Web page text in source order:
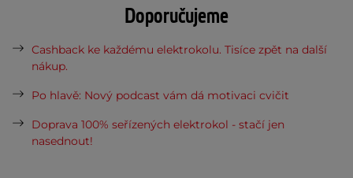
Doporučujeme
Cashback ke každému elektrokolu. Tisíce zpět na další
nákup.
Po hlavě: Nový podcast vám dá motivaci cvičit
Doprava 100% seřízených elektrokol - stačí jen
nasednout!